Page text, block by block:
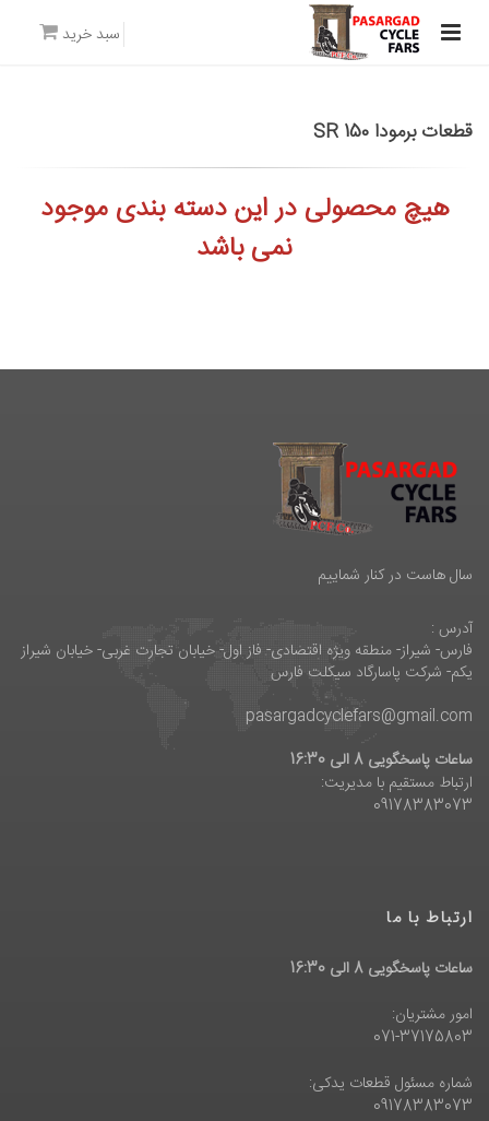
سبد خرید
قطعات برمودا SR 150
هیچ محصولی در این دسته بندی موجود
نمی باشد
سال هاست در کنار شماییم
آدرس :
فارس- شیراز- منطقه ویژه اقتصادی- فاز اول- خیابان تجارت غربی- خیابان شیراز
یکم- شرکت پاسارگاد سیکلت فارس
pasargadcyclefars@gmail.com
ساعات پاسخگویی 8 الی 16:30
ارتباط مستقیم با مدیریت:
09178383073
ارتباط با ما
ساعات پاسخگویی 8 الی 16:30
امور مشتریان:
071-37175803
شماره مسئول قطعات یدکی:
09178383073